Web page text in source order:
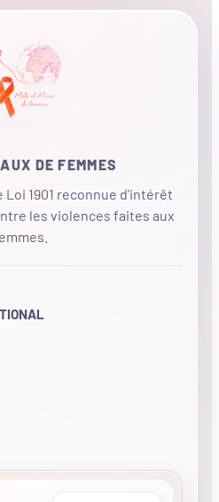
DE FEMMES
Loi 1901 reconnue d'intérêt
les violences faites aux